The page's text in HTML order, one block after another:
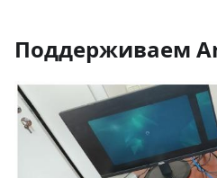
Поддерживаем